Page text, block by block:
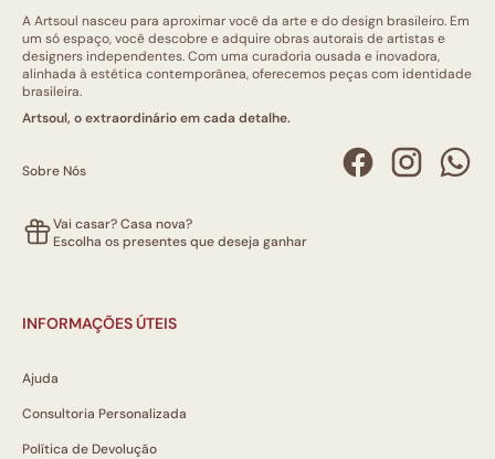
A Artsoul nasceu para aproximar você da arte e do design brasileiro. Em
um só espaço, você descobre e adquire obras autorais de artistas e
designers independentes. Com uma curadoria ousada e inovadora,
alinhada à estética contemporânea, oferecemos peças com identidade
brasileira.
Artsoul, o extraordinário em cada detalhe.
Sobre Nós
Vai casar? Casa nova?
Escolha os presentes que deseja ganhar
INFORMAÇÕES ÚTEIS
Ajuda
Consultoria Personalizada
Política de Devolução